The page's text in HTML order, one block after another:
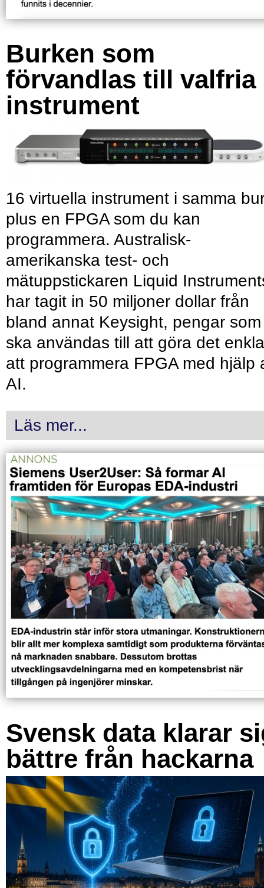
Burken som
förvandlas till valfria
instrument
16 virtuella instrument i samma
plus en FPGA som du kan
programmera. Australisk-
amerikanska test- och
mätuppstickaren Liquid
har tagit in 50 miljoner dollar från
bland annat Keysight, pengar som
ska användas till att göra det
att programmera FPGA med hjälp
AI.
Läs mer...
Svensk data klarar
bättre från hackarna